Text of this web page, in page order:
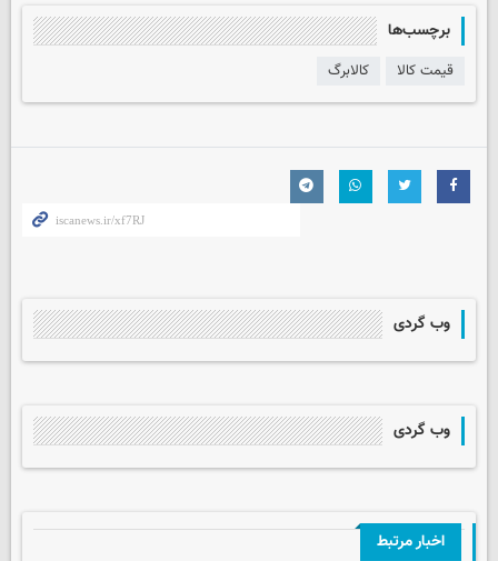
برچسب‌ها
قیمت کالا کالابرگ
وب گردی
وب گردی
اخبار مرتبط